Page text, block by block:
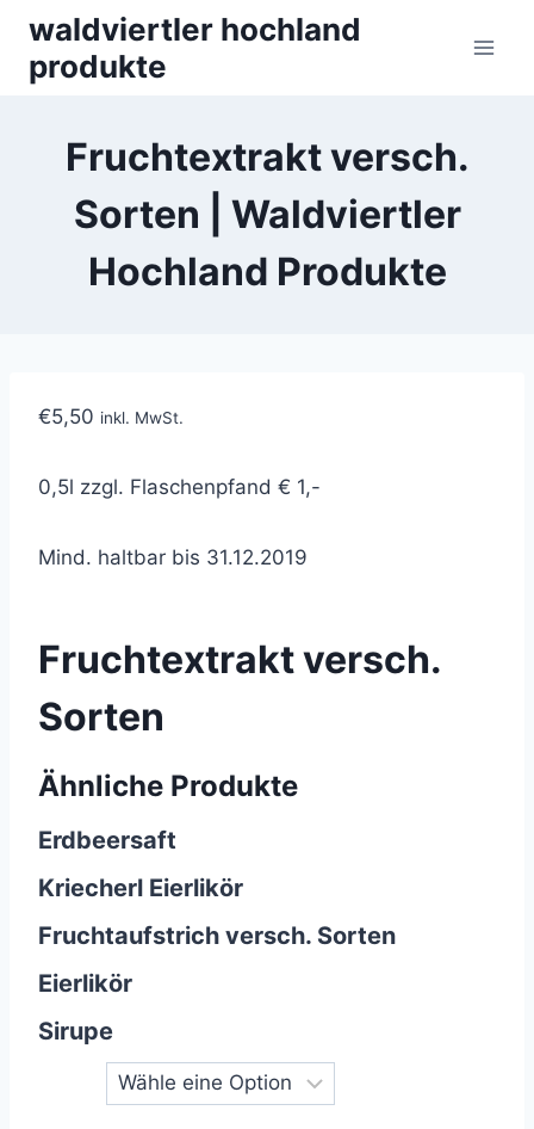
content
waldviertler hochland
produkte
Fruchtextrakt versch.
Sorten | Waldviertler
Hochland Produkte
€5,50 inkl. MwSt.
0,5l zzgl. Flaschenpfand € 1,-
Mind. haltbar bis 31.12.2019
Fruchtextrakt versch.
Sorten
Ähnliche Produkte
Erdbeersaft
Kriecherl Eierlikör
Fruchtaufstrich versch. Sorten
Eierlikör
Sirupe